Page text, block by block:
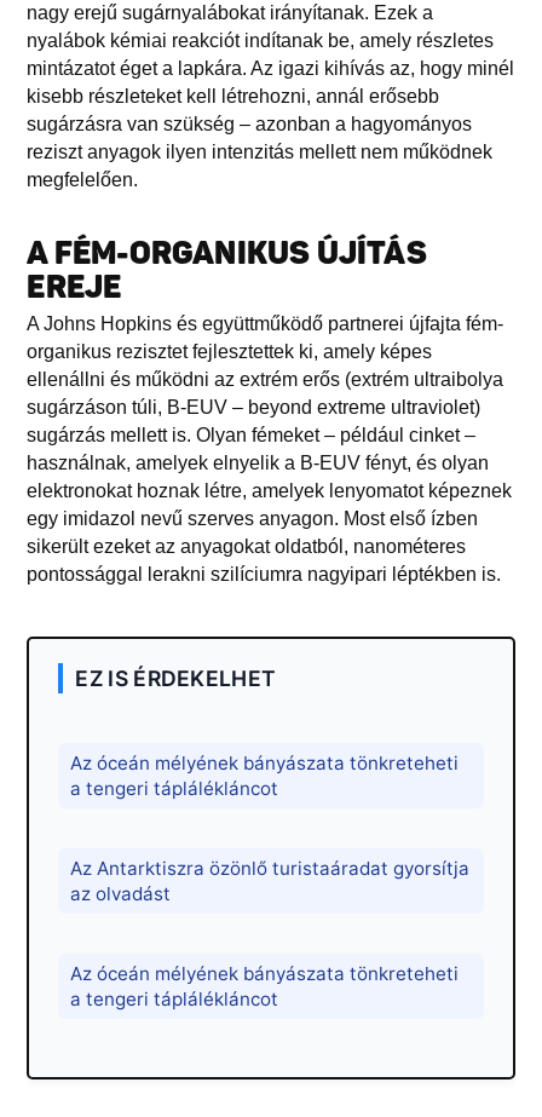
nagy erejű sugárnyalábokat irányítanak. Ezek a
nyalábok kémiai reakciót indítanak be, amely részletes
mintázatot éget a lapkára. Az igazi kihívás az, hogy minél
kisebb részleteket kell létrehozni, annál erősebb
sugárzásra van szükség – azonban a hagyományos
reziszt anyagok ilyen intenzitás mellett nem működnek
megfelelően.
A FÉM-ORGANIKUS ÚJÍTÁS
EREJE
A Johns Hopkins és együttműködő partnerei újfajta fém-
organikus rezisztet fejlesztettek ki, amely képes
ellenállni és működni az extrém erős (extrém ultraibolya
sugárzáson túli, B-EUV – beyond extreme ultraviolet)
sugárzás mellett is. Olyan fémeket – például cinket –
használnak, amelyek elnyelik a B-EUV fényt, és olyan
elektronokat hoznak létre, amelyek lenyomatot képeznek
egy imidazol nevű szerves anyagon. Most első ízben
sikerült ezeket az anyagokat oldatból, nanométeres
pontossággal lerakni szilíciumra nagyipari léptékben is.
EZ IS ÉRDEKELHET
Az óceán mélyének bányászata tönkreteheti
a tengeri táplálékláncot
Az Antarktiszra özönlő turistaáradat gyorsítja
az olvadást
Az óceán mélyének bányászata tönkreteheti
a tengeri táplálékláncot